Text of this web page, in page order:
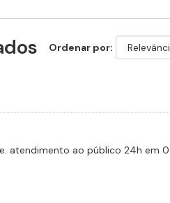
Ordenar por
atendimento ao público 24h em